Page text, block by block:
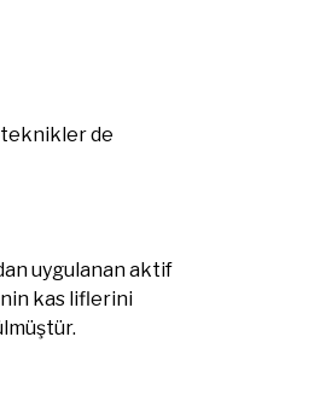
teknikler de
uygulanan aktif
kas liflerini